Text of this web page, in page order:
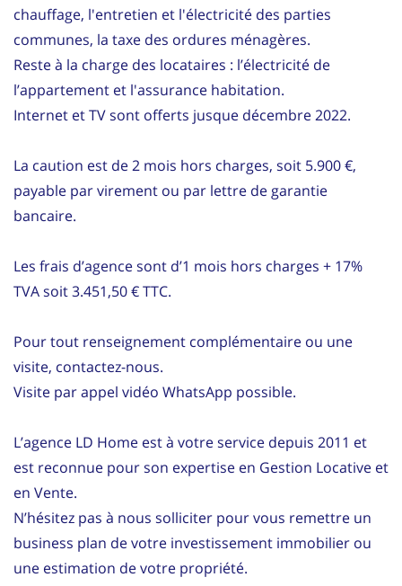
chauffage, l'entretien et l'électricité des parties
communes, la taxe des ordures ménagères.
Reste à la charge des locataires : l’électricité de
l’appartement et l'assurance habitation.
Internet et TV sont offerts jusque décembre 2022.
La caution est de 2 mois hors charges, soit 5.900 €,
payable par virement ou par lettre de garantie
bancaire.
Les frais d’agence sont d’1 mois hors charges + 17%
TVA soit 3.451,50 € TTC.
Pour tout renseignement complémentaire ou une
visite, contactez-nous.
Visite par appel vidéo WhatsApp possible.
L’agence LD Home est à votre service depuis 2011 et
est reconnue pour son expertise en Gestion Locative et
en Vente.
N’hésitez pas à nous solliciter pour vous remettre un
business plan de votre investissement immobilier ou
une estimation de votre propriété.